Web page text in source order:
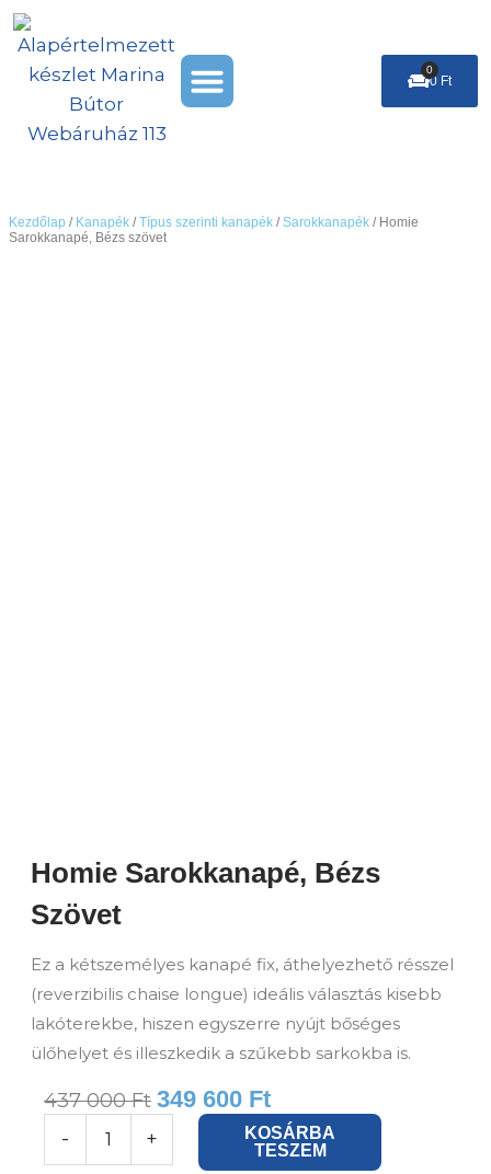
Skip
content
Menu 0 Ft
0
Cart
Kezdőlap / Kanapék /Típus szerinti kanapék /Sarokkanapék / Homie
Sarokkanapé, Bézs szövet
Homie Sarokkanapé, Bézs
Szövet
Ez a kétszemélyes kanapé fix, áthelyezhető résszel
(reverzibilis chaise longue) ideális választás kisebb
lakóterekbe, hiszen egyszerre nyújt bőséges
ülőhelyet és illeszkedik a szűkebb sarkokba is.
437 000Ft 349 600 Ft
-
Homie
+
KOSÁRBA
TESZEM